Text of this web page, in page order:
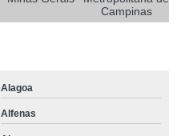
Campinas
Alagoa
Alfenas